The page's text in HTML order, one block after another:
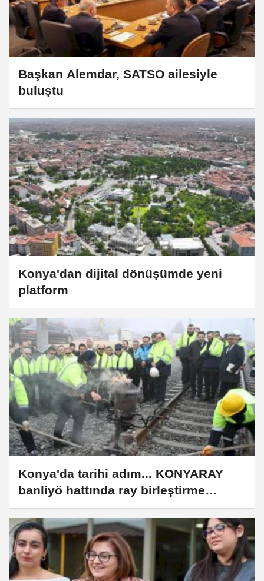
Başkan Alemdar, SATSO ailesiyle
buluştu
Konya'dan dijital dönüşümde yeni
platform
Konya'da tarihi adım... KONYARAY
banliyö hattında ray birleştirme
kaynağı yapıldı